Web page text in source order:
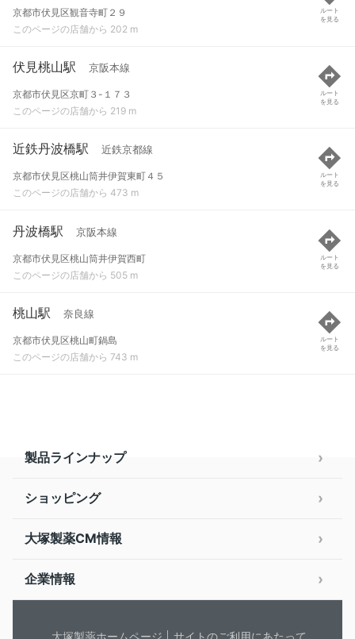
京都市伏見区観音寺町２９
このページの店舗から 202 m
ルート
を見る
伏見桃山駅 京阪本線
京都市伏見区京町３-１７３
このページの店舗から 219 m
ルート
を見る
近鉄丹波橋駅 近鉄京都線
京都市伏見区桃山筒井伊賀東町４５
このページの店舗から 473 m
ルート
を見る
丹波橋駅 京阪本線
京都市伏見区桃山筒井伊賀西町
このページの店舗から 505 m
ルート
を見る
桃山駅 奈良線
京都市伏見区桃山町鍋島
このページの店舗から 743 m
ルート
を見る
製品ラインナップ
ショッピング
大塚製薬CM情報
企業情報